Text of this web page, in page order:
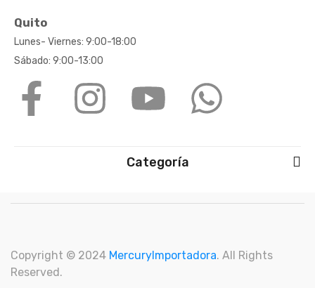
Quito
Lunes- Viernes: 9:00-18:00
Sábado: 9:00-13:00
Categoría
Copyright © 2024 MercuryImportadora. All Rights
Reserved.